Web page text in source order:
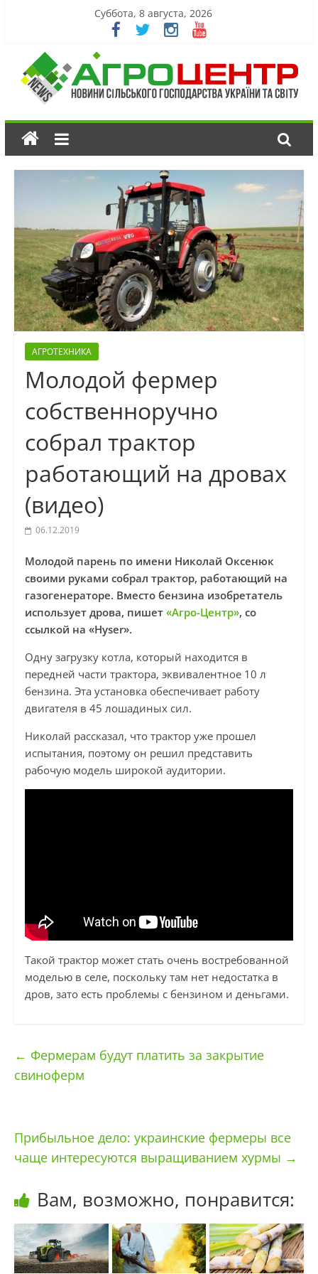
Суббота, 8 августа, 2026
АГРОТЕХНИКА
Молодой фермер
собственноручно
собрал трактор
работающий на дровах
(видео)
06.12.2019
Молодой парень по имени Николай Оксенюк
своими руками собрал трактор, работающий на
газогенераторе. Вместо бензина изобретатель
использует дрова, пишет «Агро-Центр», со
ссылкой на «Hyser».
Одну загрузку котла, который находится в
передней части трактора, эквивалентное 10 л
бензина. Эта установка обеспечивает работу
двигателя в 45 лошадиных сил.
Николай рассказал, что трактор уже прошел
испытания, поэтому он решил представить
рабочую модель широкой аудитории.
Такой трактор может стать очень востребованной
моделью в селе, поскольку там нет недостатка в
дров, зато есть проблемы с бензином и деньгами.
← Фермерам будут платить за закрытие
свиноферм
Прибыльное дело: украинские фермеры все
чаще интересуются выращиванием хурмы →
Вам, возможно, понравится: